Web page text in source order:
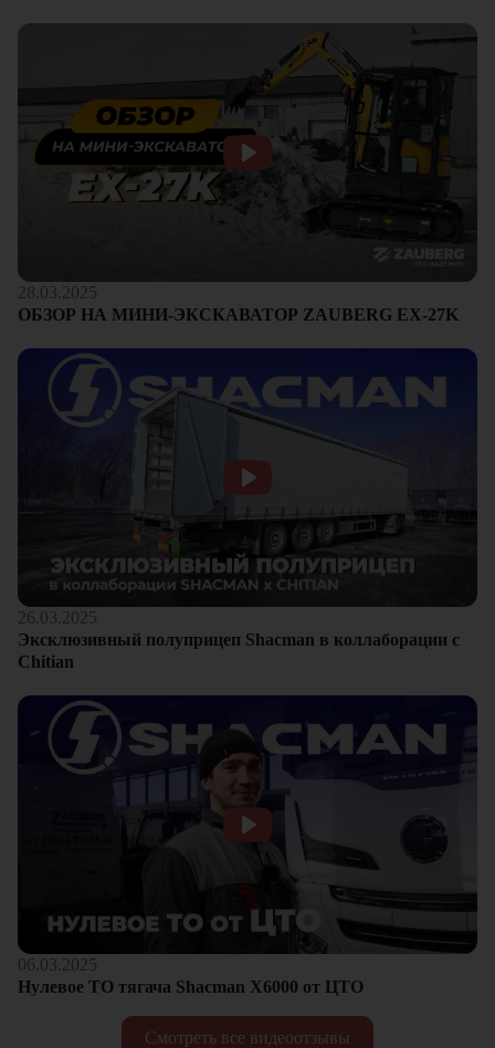
Смотреть все видеоотзывы
28.03.2025
ОБЗОР НА МИНИ-ЭКСКАВАТОР ZAUBERG EX-27K
26.03.2025
Эксклюзивный полуприцеп Shacman в коллаборации с
Chitian
06.03.2025
Нулевое ТО тягача Shacman Х6000 от ЦТО